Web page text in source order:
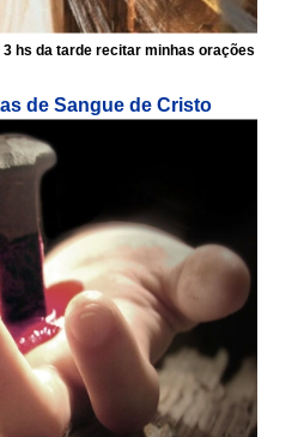
hs da tarde recitar minhas orações
de Sangue de Cristo